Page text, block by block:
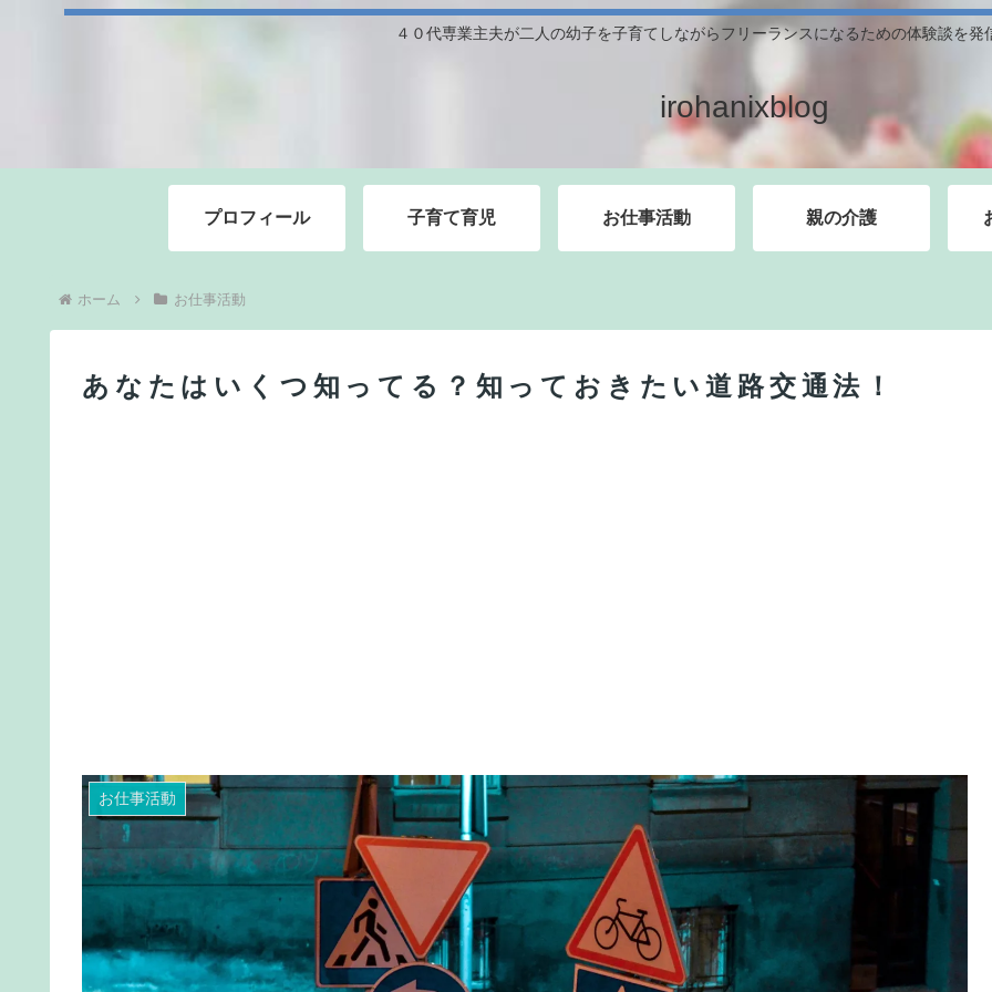
４０代専業主夫が二人の幼子を子育てしながらフリーランスになるための体験談を発
irohanixblog
プロフィール 子育て育児 お仕事活動 親の介護
ホーム お仕事活動
あなたはいくつ知ってる？知っておきたい道路交通法！
お仕事活動